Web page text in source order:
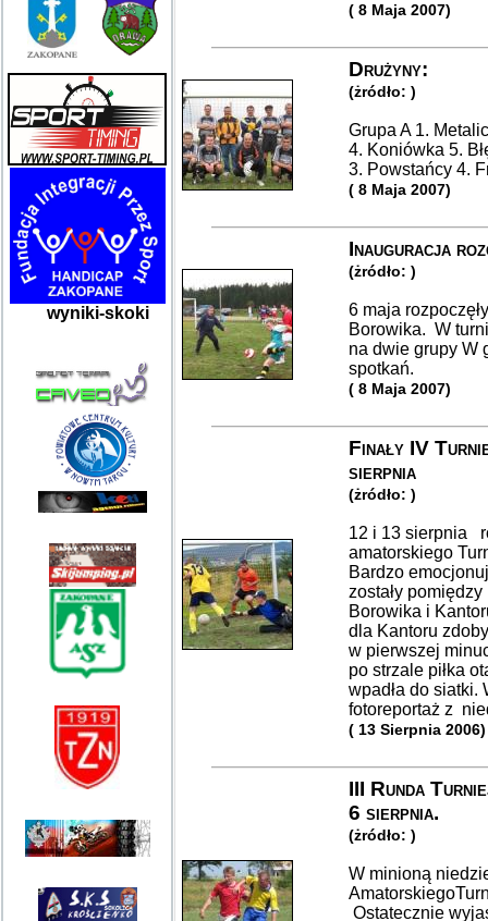
wyniki-skoki
( 8 Maja 2007)
Drużyny:
(żródło: )
Grupa A 1.
4. Koniówka 5.
3. Powstańcy 4.
( 8 Maja 2007)
Inauguracja
(żródło: )
6 maja
Borowika. W
na dwie grupy W
spotkań.
( 8 Maja 2007)
Finały IV
sierpnia
(żródło: )
12 i 13 sierpnia
amatorskiego
Bardzo
zostały
Borowika i
dla Kantoru
w pierwszej
po strzale piłka
wpadła do
fotoreportaż z
( 13 Sierpnia 2006)
III Runda
6 sierpnia.
(żródło: )
W minioną
Ostatecznie